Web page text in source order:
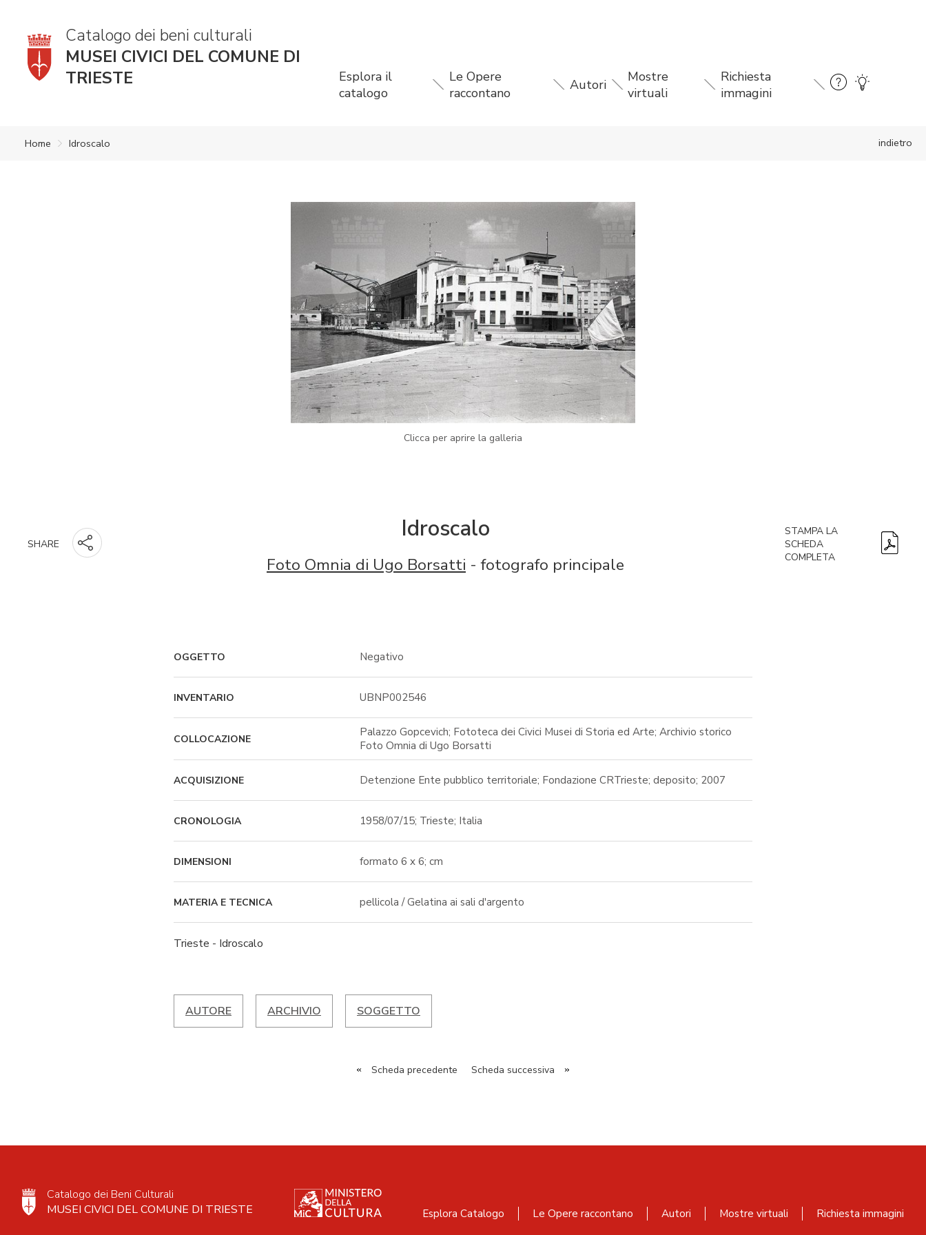
Catalogo dei beni culturali
MUSEI CIVICI DEL COMUNE DI
TRIESTE
Esplora il
catalogo
Le Opere
raccontano
Autori
Mostre
virtuali
Richiesta
immagini
indietro
Home Idroscalo
Clicca per aprire la galleria
SHARE
Idroscalo
Foto Omnia di Ugo Borsatti - fotografo principale
STAMPA LA
SCHEDA
COMPLETA
OGGETTO Negativo
INVENTARIO UBNP002546
COLLOCAZIONE
Palazzo Gopcevich; Fototeca dei Civici Musei di Storia ed Arte; Archivio storico
Foto Omnia di Ugo Borsatti
ACQUISIZIONE Detenzione Ente pubblico territoriale; Fondazione CRTrieste; deposito; 2007
CRONOLOGIA 1958/07/15; Trieste; Italia
DIMENSIONI formato 6 x 6; cm
MATERIA E TECNICA pellicola / Gelatina ai sali d'argento
Trieste - Idroscalo
AUTORE ARCHIVIO SOGGETTO
« Scheda precedente Scheda successiva »
Catalogo dei Beni Culturali
MUSEI CIVICI DEL COMUNE DI TRIESTE
Esplora Catalogo Le Opere raccontano Autori Mostre virtuali Richiesta immagini